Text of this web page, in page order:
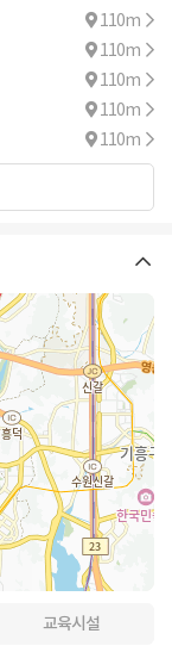
110m
110m
110m
110m
110m
교육시설